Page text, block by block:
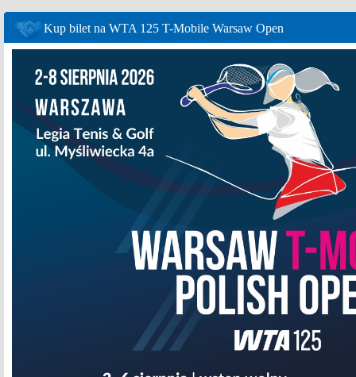
Kup bilet na WTA 125 T-Mobile Warsaw Open